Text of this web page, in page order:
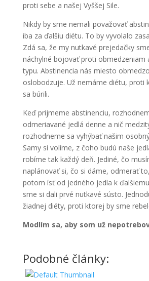
proti sebe a našej Vyššej Sile.
Nikdy by sme nemali považovať
iba za ďalšiu diétu. To by vyvolalo
Zdá sa, že my nutkavé prejedačky
náchylné bojovať proti obmedzeniam
typu. Abstinencia nás miesto
oslobodzuje. Už nemáme diétu, proti
sa búrili.
Keď prijmeme abstinenciu,
odmeriavané jedlá denne a nič
rozhodneme sa vyhýbať našim
Samy si volíme, z čoho budú naše
robíme tak každý deň. Jediné, čo
naplánovať si, čo si dáme, odmerať
potom ísť od jedného jedla k
sme si dali prvé nutkavé sústo.
žiadnej diéty, proti ktorej by sme
Modlím sa, aby som už
Podobné články: